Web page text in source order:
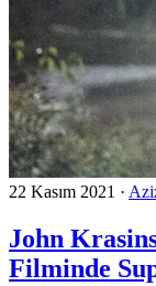
22 Kasım 2021 ·
John
Filminde